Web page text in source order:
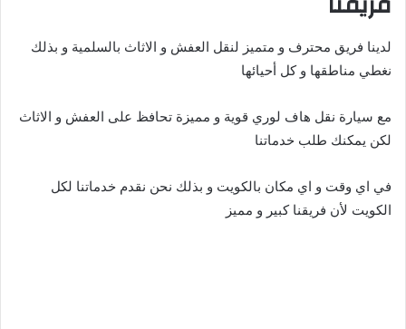
لدينا فريق محترف و متميز لنقل العفش و الاثاث بالسلمية و بذلك
نغطي مناطقها و كل أحيائها
مع سيارة نقل هاف لوري قوية و مميزة تحافظ على العفش و الاثاث
لكن يمكنك طلب خدماتنا
في اي وقت و اي مكان بالكويت و بذلك نحن نقدم خدماتنا لكل
الكويت لأن فريقنا كبير و مميز